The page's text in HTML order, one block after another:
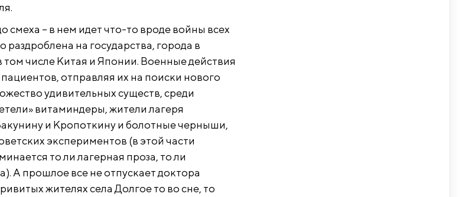
– в нем идет что-то вроде войны всех
раздроблена на государства, города в
том числе Китая и Японии. Военные действия
отправляя их на поиски нового
удивительных существ, среди
витаминдеры, жители лагеря
и Кропоткину и болотные черныши,
экспериментов (в этой части
то ли лагерная проза, то ли
А прошлое все не отпускает доктора
жителях села Долгое то во сне, то